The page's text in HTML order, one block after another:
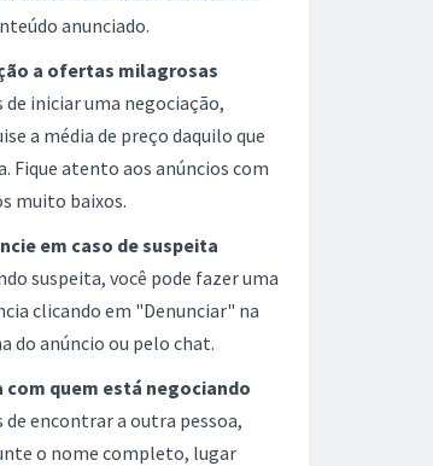
anunciado.
a ofertas milagrosas
de iniciar uma negociação,
a média de preço daquilo que
Fique atento aos anúncios com
muito baixos.
em caso de suspeita
suspeita, você pode fazer uma
clicando em "Denunciar" na
do anúncio ou pelo chat.
com quem está negociando
de encontrar a outra pessoa,
o nome completo, lugar